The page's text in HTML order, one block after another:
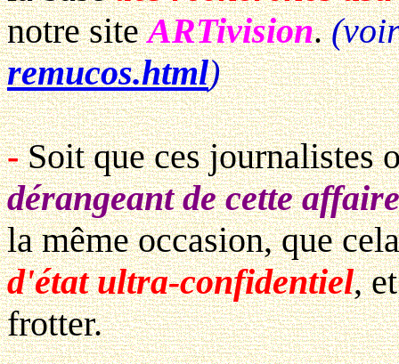
notre siteARTivision.
remucos.html)
-Soit que ces journalistes
dérangeant de cette affaire
la même occasion, que
d'état ultra-confidentiel,
frotter.